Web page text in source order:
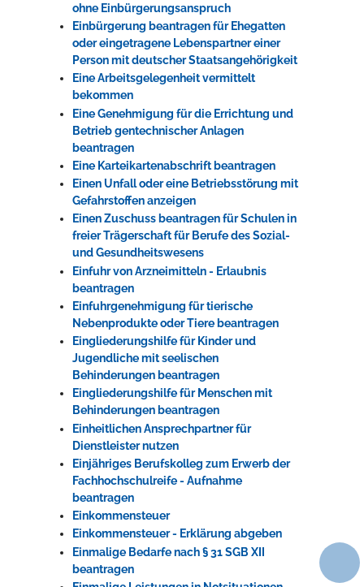
ohne Einbürgerungsanspruch
Einbürgerung beantragen für Ehegatten
oder eingetragene Lebenspartner einer
Person mit deutscher Staatsangehörigkeit
Eine Arbeitsgelegenheit vermittelt
bekommen
Eine Genehmigung für die Errichtung und
Betrieb gentechnischer Anlagen
beantragen
Eine Karteikartenabschrift beantragen
Einen Unfall oder eine Betriebsstörung mit
Gefahrstoffen anzeigen
Einen Zuschuss beantragen für Schulen in
freier Trägerschaft für Berufe des Sozial-
und Gesundheitswesens
Einfuhr von Arzneimitteln - Erlaubnis
beantragen
Einfuhrgenehmigung für tierische
Nebenprodukte oder Tiere beantragen
Eingliederungshilfe für Kinder und
Jugendliche mit seelischen
Behinderungen beantragen
Eingliederungshilfe für Menschen mit
Behinderungen beantragen
Einheitlichen Ansprechpartner für
Dienstleister nutzen
Einjähriges Berufskolleg zum Erwerb der
Fachhochschulreife - Aufnahme
beantragen
Einkommensteuer
Einkommensteuer - Erklärung abgeben
Einmalige Bedarfe nach § 31 SGB XII
beantragen